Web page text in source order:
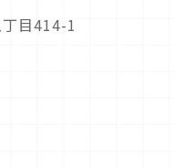
目414-1